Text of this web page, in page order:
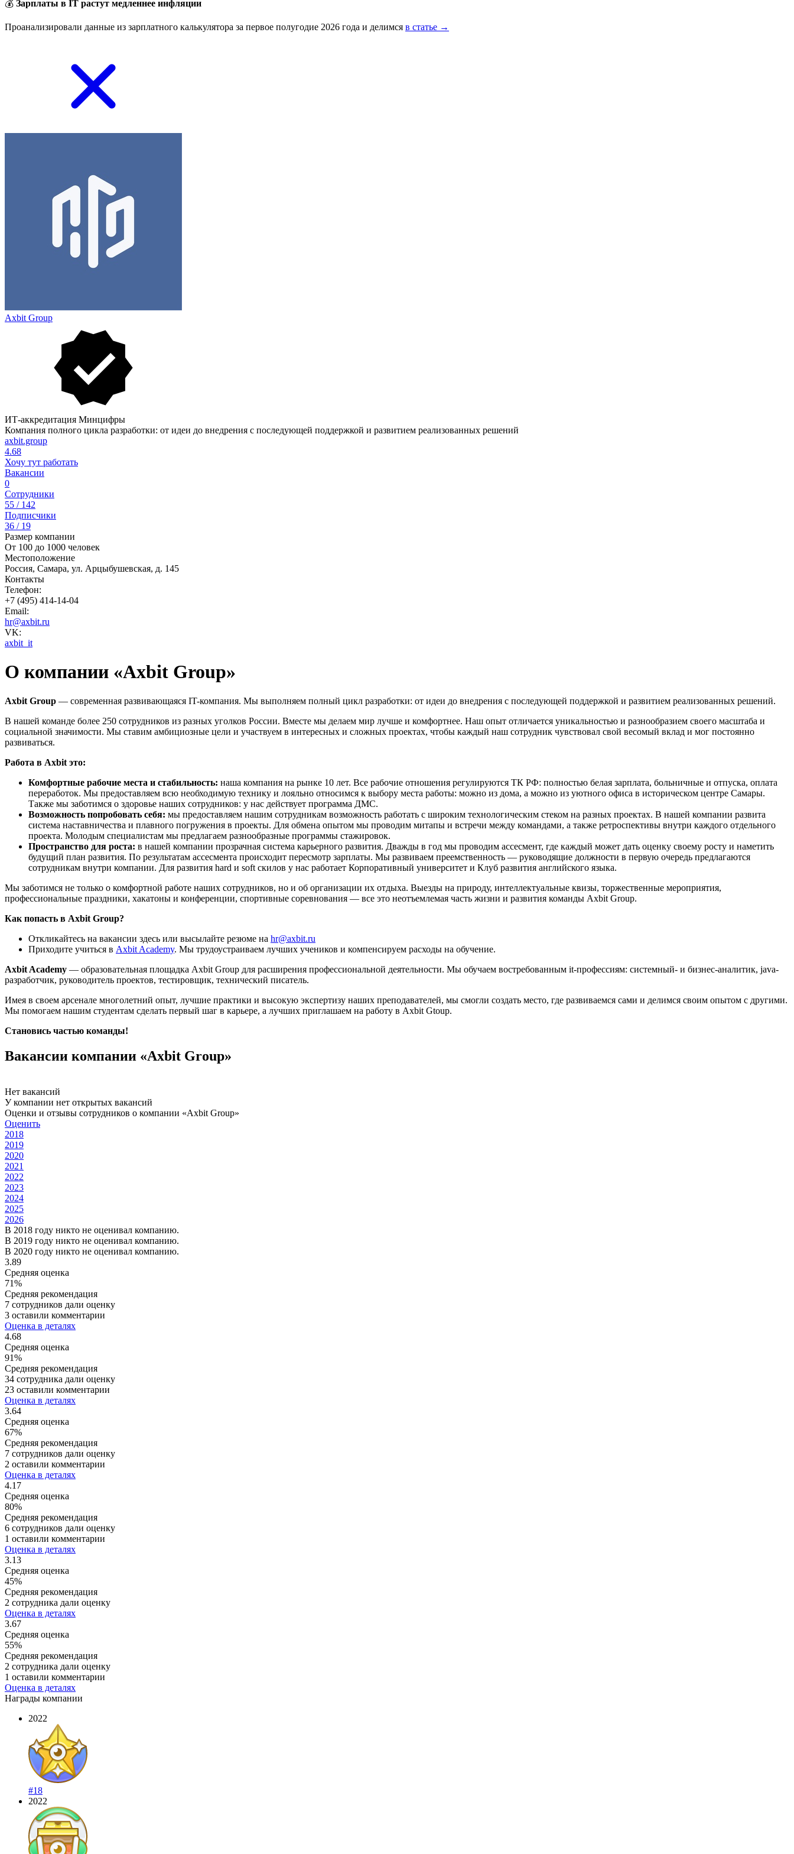
💰 Зарплаты в IT растут медленнее инфляции
Проанализировали данные из зарплатного калькулятора за первое полугодие 2026 года и делимся в статье →
Axbit Group
ИТ-аккредитация Минцифры
Компания полного цикла разработки: от идеи до внедрения с последующей поддержкой и развитием реализованных решений
axbit.group
4.68
Хочу тут работать
Вакансии
0
Сотрудники
55 / 142
Подписчики
36 / 19
Размер компании
От 100 до 1000 человек
Местоположение
Россия, Самара, ул. Арцыбушевская, д. 145
Контакты
Телефон:
+7 (495) 414-14-04
Email:
hr@axbit.ru
VK:
axbit_it
О компании «Axbit Group»
Axbit Group — современная развивающаяся IT-компания. Мы выполняем полный цикл разработки: от идеи до внедрения с последующей поддержкой и развитием реализованных решений.
В нашей команде более 250 сотрудников из разных уголков России. Вместе мы делаем мир лучше и комфортнее. Наш опыт отличается уникальностью и разнообразием своего масштаба и
социальной значимости. Мы ставим амбициозные цели и участвуем в интересных и сложных проектах, чтобы каждый наш сотрудник чувствовал свой весомый вклад и мог постоянно
развиваться.
Работа в Axbit это:
Комфортные рабочие места и стабильность: наша компания на рынке 10 лет. Все рабочие отношения регулируются ТК РФ: полностью белая зарплата, больничные и отпуска, оплата
переработок. Мы предоставляем всю необходимую технику и лояльно относимся к выбору места работы: можно из дома, а можно из уютного офиса в историческом центре Самары.
Также мы заботимся о здоровье наших сотрудников: у нас действует программа ДМС.
Возможность попробовать себя: мы предоставляем нашим сотрудникам возможность работать с широким технологическим стеком на разных проектах. В нашей компании развита
система наставничества и плавного погружения в проекты. Для обмена опытом мы проводим митапы и встречи между командами, а также ретроспективы внутри каждого отдельного
проекта. Молодым специалистам мы предлагаем разнообразные программы стажировок.
Пространство для роста: в нашей компании прозрачная система карьерного развития. Дважды в год мы проводим ассесмент, где каждый может дать оценку своему росту и наметить
будущий план развития. По результатам ассесмента происходит пересмотр зарплаты. Мы развиваем преемственность — руководящие должности в первую очередь предлагаются
сотрудникам внутри компании. Для развития hard и soft скилов у нас работает Корпоративный университет и Клуб развития английского языка.
Мы заботимся не только о комфортной работе наших сотрудников, но и об организации их отдыха. Выезды на природу, интеллектуальные квизы, торжественные мероприятия,
профессиональные праздники, хакатоны и конференции, спортивные соревнования — все это неотъемлемая часть жизни и развития команды Axbit Group.
Как попасть в Axbit Group?
Откликайтесь на вакансии здесь или высылайте резюме на hr@axbit.ru
Приходите учиться в Axbit Academy. Мы трудоустраиваем лучших учеников и компенсируем расходы на обучение.
Axbit Academy — образовательная площадка Axbit Group для расширения профессиональной деятельности. Мы обучаем востребованным it-профессиям: системный- и бизнес-аналитик, java-
разработчик, руководитель проектов, тестировщик, технический писатель.
Имея в своем арсенале многолетний опыт, лучшие практики и высокую экспертизу наших преподавателей, мы смогли создать место, где развиваемся сами и делимся своим опытом с другими.
Мы помогаем нашим студентам сделать первый шаг в карьере, а лучших приглашаем на работу в Axbit Gtoup.
Становись частью команды!
Вакансии компании «Axbit Group»
Нет вакансий
У компании нет открытых вакансий
Оценки и отзывы сотрудников о компании «Axbit Group»
Оценить
2018
2019
2020
2021
2022
2023
2024
2025
2026
В 2018 году никто не оценивал компанию.
В 2019 году никто не оценивал компанию.
В 2020 году никто не оценивал компанию.
3.89
Средняя оценка
71%
Средняя рекомендация
7 сотрудников дали оценку
3 оставили комментарии
Оценка в деталях
4.68
Средняя оценка
91%
Средняя рекомендация
34 сотрудника дали оценку
23 оставили комментарии
Оценка в деталях
3.64
Средняя оценка
67%
Средняя рекомендация
7 сотрудников дали оценку
2 оставили комментарии
Оценка в деталях
4.17
Средняя оценка
80%
Средняя рекомендация
6 сотрудников дали оценку
1 оставили комментарии
Оценка в деталях
3.13
Средняя оценка
45%
Средняя рекомендация
2 сотрудника дали оценку
Оценка в деталях
3.67
Средняя оценка
55%
Средняя рекомендация
2 сотрудника дали оценку
1 оставили комментарии
Оценка в деталях
Награды компании
2022
#18
2022